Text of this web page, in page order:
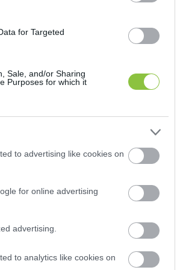
for Targeted
Sale, and/or Sharing
Purposes for which it
to advertising like cookies on
for online advertising
advertising.
to analytics like cookies on
melyet újabb egy hónappal
működési lehetőségeit,
– kezdődik a kórház
betegségek nagy része ambuláns
ezért a súlyosabb,
”.
ugyan, de a
alacsony számához
képviselő között ezután az a
jártas háziorvosokkal